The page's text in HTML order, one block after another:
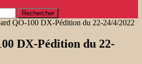
QO-100 DX-Pédition du 22-24/4/2022
DX-Pédition du 22-